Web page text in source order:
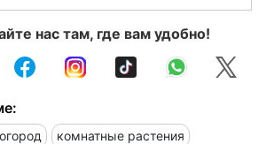
нас там, где вам удобно!
комнатные растения